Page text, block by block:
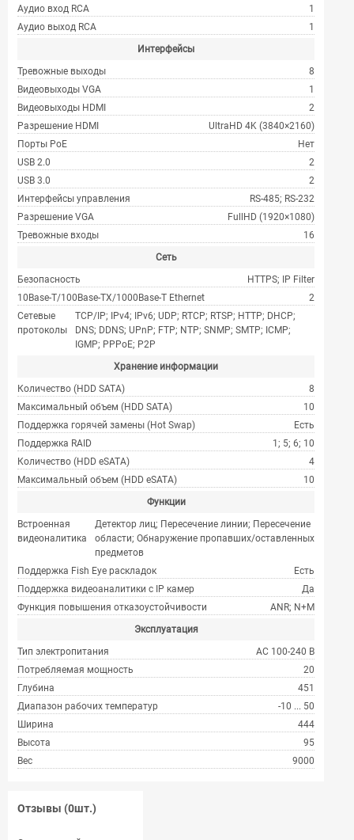
Аудио вход RCA
1
Аудио выход RCA
1
Интерфейсы
Тревожные выходы
8
Видеовыходы VGA
1
Видеовыходы HDMI
2
Разрешение HDMI
UltraHD 4K (3840×2160)
Порты PoE
Нет
USB 2.0
2
USB 3.0
2
Интерфейсы управления
RS-485; RS-232
Разрешение VGA
FullHD (1920×1080)
Тревожные входы
16
Сеть
Безопасность
HTTPS; IP Filter
10Base-T/100Base-TX/1000Base-T Ethernet
2
Сетевые
протоколы
TCP/IP; IPv4; IPv6; UDP; RTCP; RTSP; HTTP; DHCP;
DNS; DDNS; UPnP; FTP; NTP; SNMP; SMTP; ICMP;
IGMP; PPPoE; P2P
Хранение информации
Количество (HDD SATA)
8
Максимальный объем (HDD SATA)
10
Поддержка горячей замены (Hot Swap)
Есть
Поддержка RAID
1; 5; 6; 10
Количество (HDD eSATA)
4
Максимальный объем (HDD eSATA)
10
Функции
Встроенная
видеоналитика
Детектор лиц; Пересечение линии; Пересечение
области; Обнаружение пропавших/оставленных
предметов
Поддержка Fish Eye раскладок
Есть
Поддержка видеоаналитики с IP камер
Да
Функция повышения отказоустойчивости
ANR; N+M
Эксплуатация
Тип электропитания
AC 100-240 В
Потребляемая мощность
20
Глубина
451
Диапазон рабочих температур
-10 ... 50
Ширина
444
Высота
95
Вес
9000
Отзывы (0шт.)